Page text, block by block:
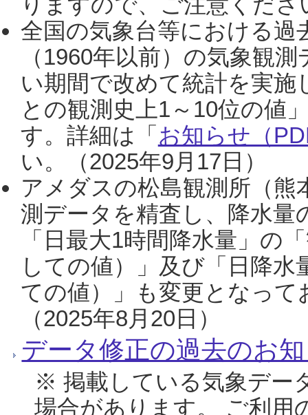
全国の気象台等における過
（1960年以前）の気象観
い期間で改めて統計を実
との観測史上1～10位の値
す。詳細は「 お知らせ（
い。（2025年9月17日）
アメダスの松島観測所（熊
測データを精査し、降水
「日最大1時間降水量」の
しての値）」及び「日降
ての値）」も変更となっ
（2025年8月20日）
データ修正の過去のお
※ 掲載している気象デー
場合があります。 ご利用